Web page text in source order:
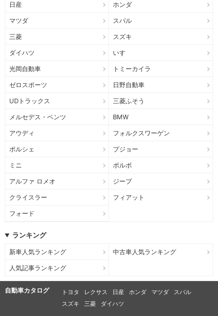
日産 ホンダ
マツダ スバル
三菱 スズキ
ダイハツ いすゞ
光岡自動車 トミーカイラ
ゼロスポーツ 日野自動車
UDトラックス 三菱ふそう
メルセデス・ベンツ BMW
アウディ フォルクスワーゲン
ポルシェ プジョー
ミニ ボルボ
アルファ ロメオ ジープ
クライスラー フィアット
フォード
ランキング
新車人気ランキング 中古車人気ランキング
人気記事ランキング
自動車カタログ トヨタ レクサス 日産 ホンダ マツダ
スバル
スズキ
三菱 ダイハツ